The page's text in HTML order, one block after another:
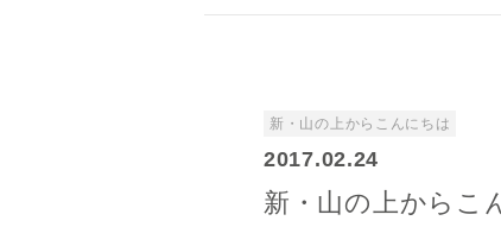
新・山の上からこんにちは
2017.02.24
新・山の上からこ